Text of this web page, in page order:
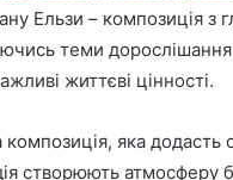
Ельзи – композиція з
теми
життєві цінності.
яка додасть
створюють атмосферу